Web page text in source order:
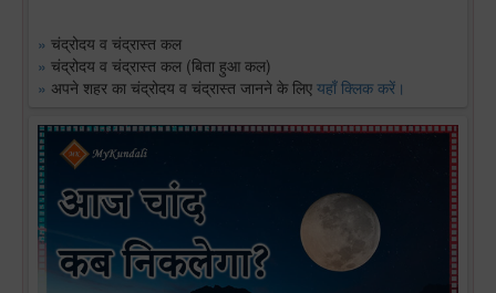
» चंद्रोदय व चंद्रास्त कल
» चंद्रोदय व चंद्रास्त कल (बिता हुआ कल)
» अपने शहर का चंद्रोदय व चंद्रास्त जानने के लिए यहाँ क्लिक करें।